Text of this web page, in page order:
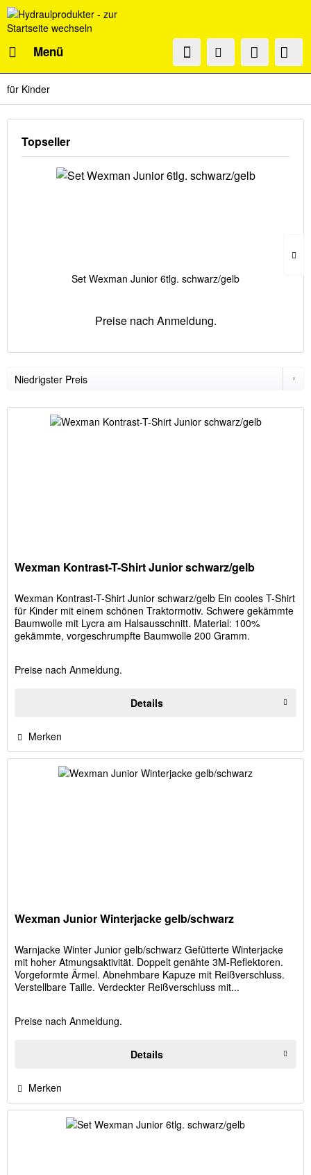
Menü
für Kinder
Topseller
Set Wexman Junior 6tlg. schwarz/gelb
Preise nach Anmeldung.
Wexman Kontrast-T-Shirt Junior schwarz/gelb
Wexman Kontrast-T-Shirt Junior schwarz/gelb Ein cooles T-Shirt
für Kinder mit einem schönen Traktormotiv. Schwere gekämmte
Baumwolle mit Lycra am Halsausschnitt. Material: 100%
gekämmte, vorgeschrumpfte Baumwolle 200 Gramm.
Preise nach Anmeldung.
Details
Merken
Wexman Junior Winterjacke gelb/schwarz
Warnjacke Winter Junior gelb/schwarz Gefütterte Winterjacke
mit hoher Atmungsaktivität. Doppelt genähte 3M-Reflektoren.
Vorgeformte Ärmel. Abnehmbare Kapuze mit Reißverschluss.
Verstellbare Taille. Verdeckter Reißverschluss mit...
Preise nach Anmeldung.
Details
Merken